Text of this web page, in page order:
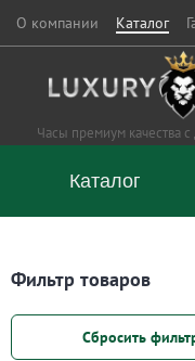
О компании Каталог
Часы премиум качества
Каталог
Фильтр товаров
Сбросить